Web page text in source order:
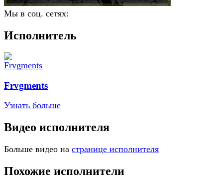
Мы в соц. сетях:
Исполнитель
Frvgments
Узнать больше
Видео исполнителя
Больше видео на странице исполнителя
Похожие исполнители